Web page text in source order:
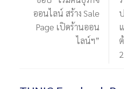
ออนไลน์ สร้าง Sale
Page เปิดร้านออน
ไลน์ฯ”